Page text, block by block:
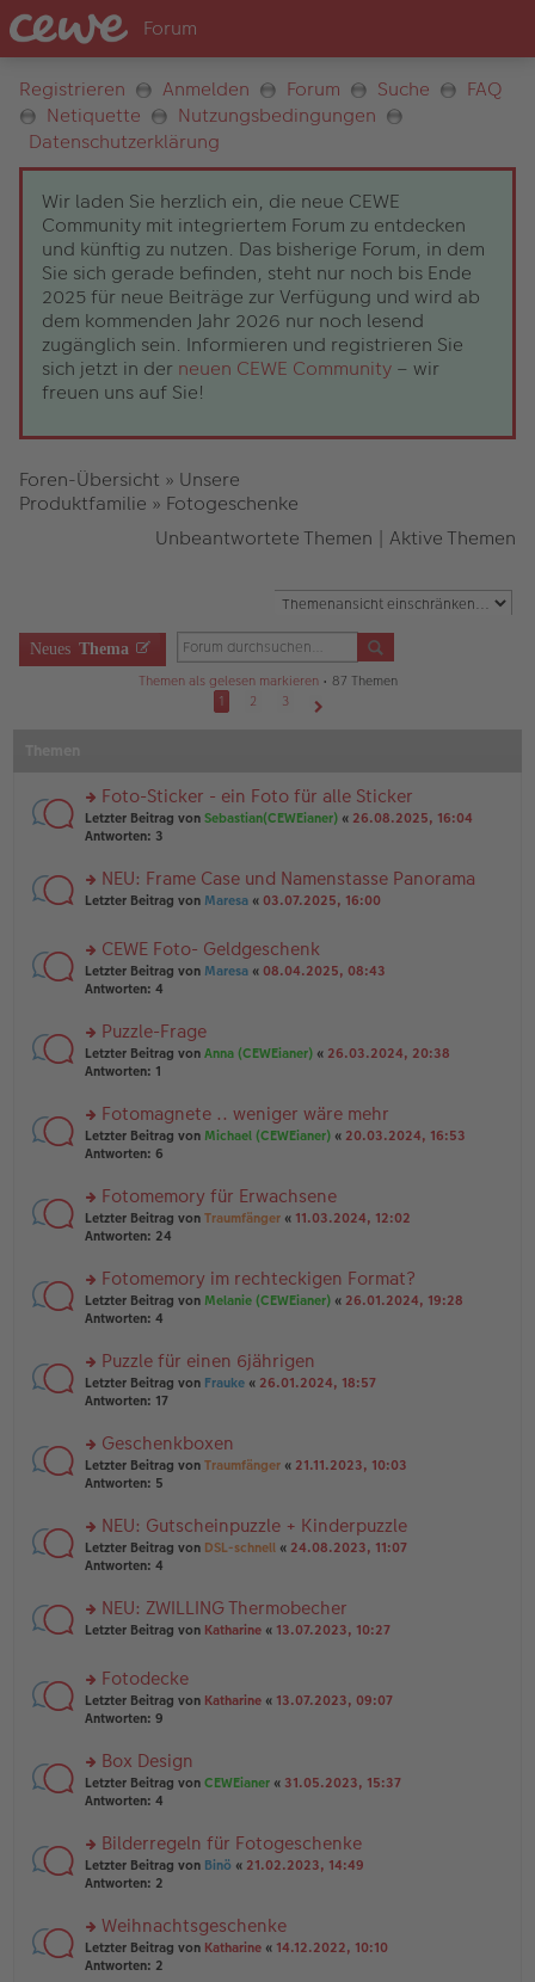
Registrieren Anmelden Forum Suche
FAQ
Netiquette
Nutzungsbedingungen
Datenschutzerklärung
Wir laden Sie herzlich ein, die neue CEWE
Community mit integriertem Forum zu entdecken
und künftig zu nutzen. Das bisherige Forum, in dem
Sie sich gerade befinden, steht nur noch bis Ende
2025 für neue Beiträge zur Verfügung und wird ab
dem kommenden Jahr 2026 nur noch lesend
zugänglich sein. Informieren und registrieren Sie
sich jetzt in der neuen CEWE Community – wir
freuen uns auf Sie!
Foren-Übersicht » Unsere
Produktfamilie » Fotogeschenke
Unbeantwortete Themen | Aktive Themen
Neues Thema
Themen als gelesen markieren• 87 Themen
1
2
3
rs
te
n
g
es
e
n
er
ei
tr
a
Foto-Sticker - ein Foto für alle Sticker
Letzter Beitrag von Sebastian(CEWEianer) « 26.08.2025, 16:04
Antworten: 3
rs
u
n
g
es
e
n
er
ei
tr
a
NEU: Frame Case und Namenstasse Panorama
Letzter Beitrag von Maresa « 03.07.2025, 16:00
rs
te
n
g
el
e
n
er
tr
a
g
CEWE Foto- Geldgeschenk
Letzter Beitrag von Maresa « 08.04.2025, 08:43
Antworten: 4
rs
te
n
g
el
e
n
er
tr
a
g
Puzzle-Frage
Letzter Beitrag von Anna (CEWEianer) « 26.03.2024, 20:38
Antworten: 1
rs
te
n
g
el
e
n
er
tr
a
g
Fotomagnete .. weniger wäre mehr
Letzter Beitrag von Michael (CEWEianer) « 20.03.2024, 16:53
Antworten: 6
rs
te
n
g
el
e
n
er
tr
a
g
Fotomemory für Erwachsene
Letzter Beitrag von Traumfänger « 11.03.2024, 12:02
Antworten: 24
rs
te
n
g
el
e
n
er
tr
a
g
Fotomemory im rechteckigen Format?
Letzter Beitrag von Melanie (CEWEianer) « 26.01.2024, 19:28
Antworten: 4
rs
te
n
g
el
e
n
er
tr
a
Puzzle für einen 6jährigen
Letzter Beitrag von Frauke « 26.01.2024, 18:57
Antworten: 17
rs
te
n
g
el
e
n
ei
tr
a
Geschenkboxen
Letzter Beitrag von Traumfänger « 21.11.2023, 10:03
Antworten: 5
rs
te
n
g
es
e
n
er
ei
tr
a
NEU: Gutscheinpuzzle + Kinderpuzzle
Letzter Beitrag von DSL-schnell « 24.08.2023, 11:07
Antworten: 4
rs
u
n
g
es
e
n
er
ei
tr
a
NEU: ZWILLING Thermobecher
Letzter Beitrag von Katharine « 13.07.2023, 10:27
rs
te
n
g
el
e
n
er
tr
a
g
Fotodecke
Letzter Beitrag von Katharine « 13.07.2023, 09:07
Antworten: 9
rs
te
n
g
el
e
n
er
Box Design
Letzter Beitrag von CEWEianer « 31.05.2023, 15:37
Antworten: 4
rs
te
n
g
el
Bilderregeln für Fotogeschenke
Letzter Beitrag von Binö « 21.02.2023, 14:49
Antworten: 2
rs
te
Weihnachtsgeschenke
Letzter Beitrag von Katharine « 14.12.2022, 10:10
Antworten: 2